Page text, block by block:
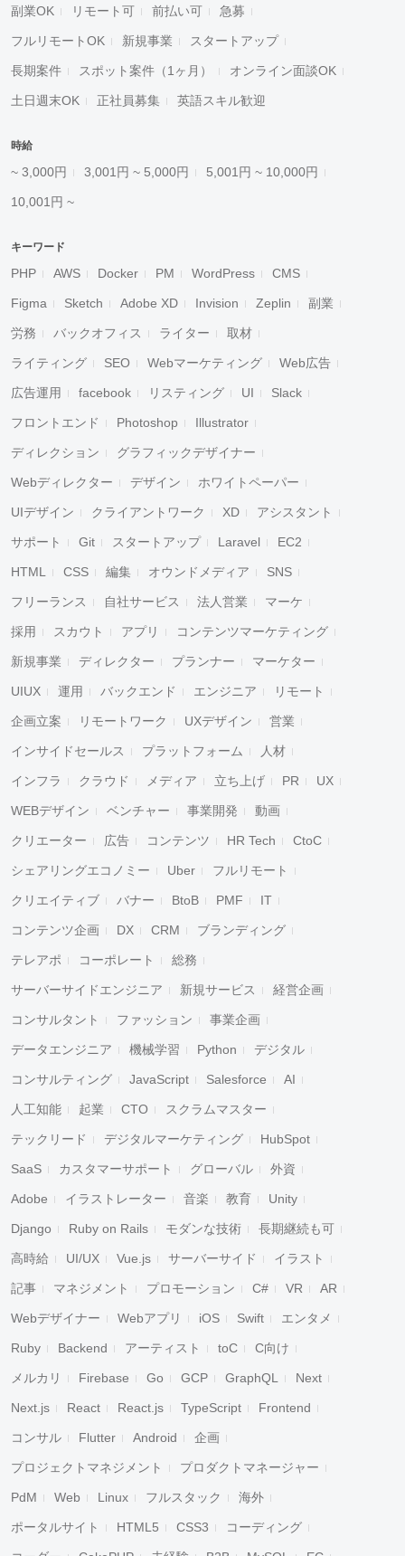
副業OK リモート可 前払い可 急募
フルリモートOK 新規事業 スタートアップ
長期案件 スポット案件（1ヶ月） オンライン面談OK
土日週末OK 正社員募集 英語スキル歓迎
時給
~ 3,000円 3,001円 ~ 5,000円 5,001円 ~ 10,000円
10,001円 ~
キーワード
PHP AWS Docker PM WordPress CMS
Figma Sketch Adobe XD Invision Zeplin 副業
労務 バックオフィス ライター 取材
ライティング SEO Webマーケティング Web広告
広告運用 facebook リスティング UI Slack
フロントエンド Photoshop Illustrator
ディレクション グラフィックデザイナー
Webディレクター デザイン ホワイトペーパー
UIデザイン クライアントワーク XD アシスタント
サポート Git スタートアップ Laravel EC2
HTML CSS 編集 オウンドメディア SNS
フリーランス 自社サービス 法人営業 マーケ
採用 スカウト アプリ コンテンツマーケティング
新規事業 ディレクター プランナー マーケター
UIUX 運用 バックエンド エンジニア リモート
企画立案 リモートワーク UXデザイン 営業
インサイドセールス プラットフォーム 人材
インフラ クラウド メディア 立ち上げ PR UX
WEBデザイン ベンチャー 事業開発 動画
クリエーター 広告 コンテンツ HR Tech CtoC
シェアリングエコノミー Uber フルリモート
クリエイティブ バナー BtoB PMF IT
コンテンツ企画 DX CRM ブランディング
テレアポ コーポレート 総務
サーバーサイドエンジニア 新規サービス 経営企画
コンサルタント ファッション 事業企画
データエンジニア 機械学習 Python デジタル
コンサルティング JavaScript Salesforce AI
人工知能 起業 CTO スクラムマスター
テックリード デジタルマーケティング HubSpot
SaaS カスタマーサポート グローバル 外資
Adobe イラストレーター 音楽 教育 Unity
Django Ruby on Rails モダンな技術 長期継続も可
高時給 UI/UX Vue.js サーバーサイド イラスト
記事 マネジメント プロモーション C# VR AR
Webデザイナー Webアプリ iOS Swift エンタメ
Ruby Backend アーティスト toC C向け
メルカリ Firebase Go GCP GraphQL Next
Next.js React React.js TypeScript Frontend
コンサル Flutter Android 企画
プロジェクトマネジメント プロダクトマネージャー
PdM Web Linux フルスタック 海外
ポータルサイト HTML5 CSS3 コーディング